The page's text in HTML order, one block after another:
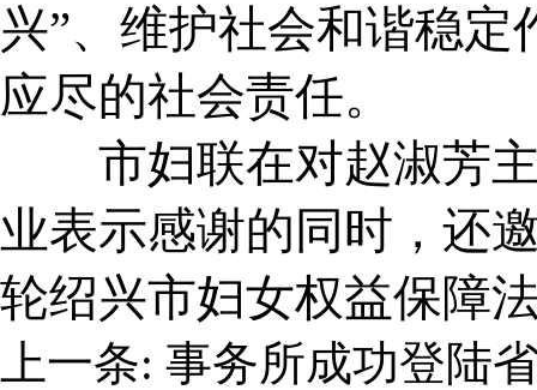
兴”、维护社会和谐稳
应尽的社会责任。
市妇联在对赵淑芳主
业表示感谢的同时，还
轮绍兴市妇女权益保障
上一条: 事务所成功登陆